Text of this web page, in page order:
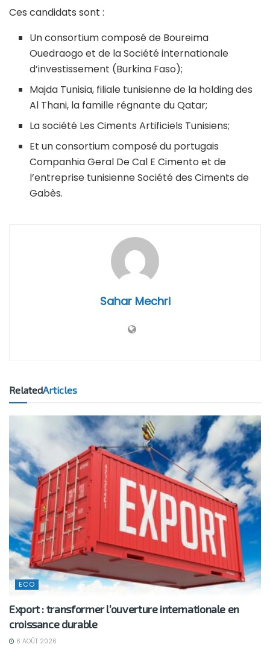
Ces candidats sont :
Un consortium composé de Boureima
Ouedraogo et de la Société internationale
d’investissement (Burkina Faso);
Majda Tunisia, filiale tunisienne de la holding des
Al Thani, la famille régnante du Qatar;
La société Les Ciments Artificiels Tunisiens;
Et un consortium composé du portugais
Companhia Geral De Cal E Cimento et de
l’entreprise tunisienne Société des Ciments de
Gabès.
Sahar Mechri
RelatedArticles
ECO
Export : transformer l’ouverture internationale en
croissance durable
6 AOÛT 2026